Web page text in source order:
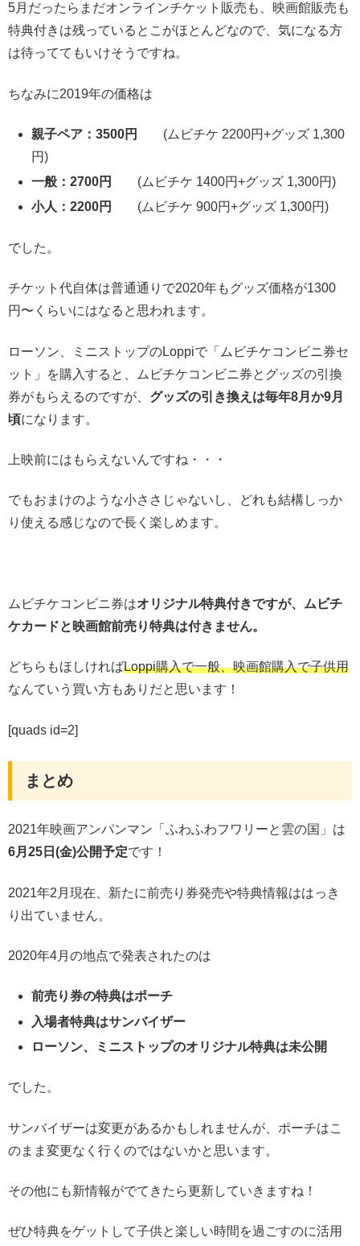
5月だったらまだオンラインチケット販売も、映画館販売も
特典付きは残っているとこがほとんどなので、気になる方
は待っててもいけそうですね。
ちなみに2019年の価格は
親子ペア：3500円
(ムビチケ 2200円+グッズ 1,300
円)
一般：2700円
(ムビチケ 1400円+グッズ 1,300円)
小人：2200円
(ムビチケ 900円+グッズ 1,300円)
でした。
チケット代自体は普通通りで2020年もグッズ価格が1300
円〜くらいにはなると思われます。
ローソン、ミニストップのLoppiで「ムビチケコンビニ券セ
ット」を購入すると、ムビチケコンビニ券とグッズの引換
券がもらえるのですが、 グッズの引き換えは毎年8月か9月
頃になります。
上映前にはもらえないんですね・・・
でもおまけのような小ささじゃないし、どれも結構しっか
り使える感じなので長く楽しめます。
ムビチケコンビニ券はオリジナル特典付きですが、ムビチ
ケカードと映画館前売り特典は付きません。
どちらもほしければLoppi購入で一般、映画館購入で子供用
なんていう買い方もありだと思います！
[quads id=2]
まとめ
2021年映画アンパンマン「ふわふわフワリーと雲の国」は
6月25日(金)公開予定です！
2021年2月現在、新たに前売り券発売や特典情報ははっき
り出ていません。
2020年4月の地点で発表されたのは
前売り券の特典はポーチ
入場者特典はサンバイザー
ローソン、ミニストップのオリジナル特典は未公開
でした。
サンバイザーは変更があるかもしれませんが、ポーチはこ
のまま変更なく行くのではないかと思います。
その他にも新情報がでてきたら更新していきますね！
ぜひ特典をゲットして子供と楽しい時間を過ごすのに活用